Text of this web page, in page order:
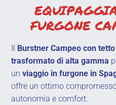
FURGONE
Il Burstner Campeo con
trasformato di alta gamma
unviaggio in furgone in
offre un ottimo
autonomia e comfort.